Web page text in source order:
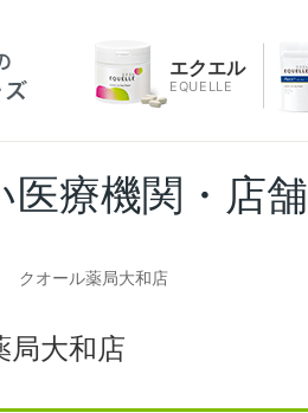
エクエル
EQUELLE
医療機関・店舗
クオール薬局大和店
局大和店